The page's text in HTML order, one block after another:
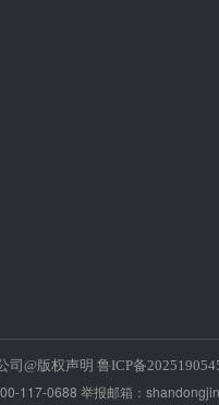
司@版权声明 鲁ICP备
117-0688 举报邮箱：